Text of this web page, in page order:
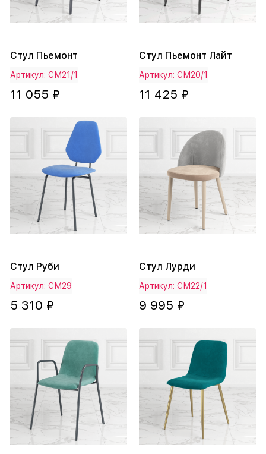
Стул Пьемонт
Артикул: СМ21/1
11 055 ₽
Стул Пьемонт Лайт
Артикул: СМ20/1
11 425 ₽
Стул Руби
Артикул: СМ29
5 310 ₽
Стул Лурди
Артикул: СМ22/1
9 995 ₽